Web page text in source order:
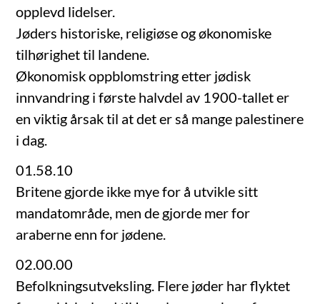
opplevd lidelser.
Jøders historiske, religiøse og økonomiske
tilhørighet til landene.
Økonomisk oppblomstring etter jødisk
innvandring i første halvdel av 1900-tallet er
en viktig årsak til at det er så mange palestinere
i dag.
01.58.10
Britene gjorde ikke mye for å utvikle sitt
mandatområde, men de gjorde mer for
araberne enn for jødene.
02.00.00
Befolkningsutveksling. Flere jøder har flyktet